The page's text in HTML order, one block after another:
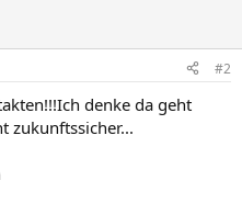
#2
denke da geht
zukunftssicher...